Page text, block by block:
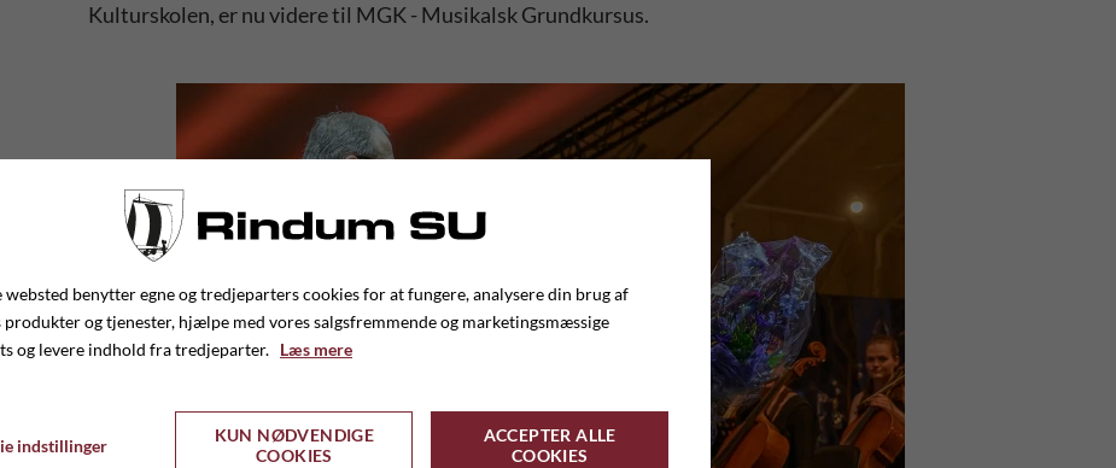
Kulturskolen, er nu videre til MGK - Musikalsk Grundkursus.
websted benytter egne og tredjeparters cookies for at fungere, analysere din brug af
produkter og tjenester, hjælpe med vores salgsfremmende og marketingsmæssige
og levere indhold fra tredjeparter. Læs mere
indstillinger
KUN NØDVENDIGE
COOKIES
ACCEPTER ALLE
COOKIES